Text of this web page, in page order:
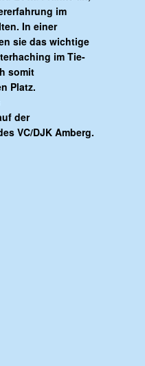
im
In einer
sie das wichtige
im Tie-
somit
Platz.
der
VC/DJK Amberg.